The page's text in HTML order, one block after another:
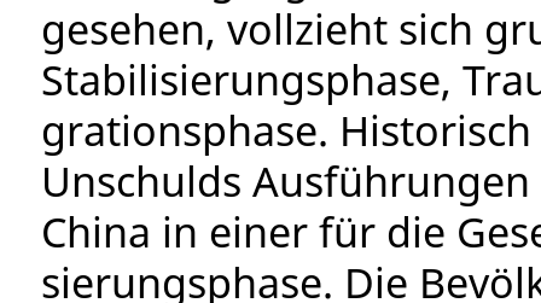
gesehen, vollzieht sich
Stabilisierungsphase,
grationsphase.
Unschulds Ausführungen
China in einer für die
sierungsphase. Die